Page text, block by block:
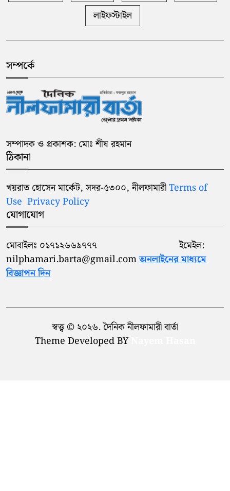
লাইফস্টাইল
সম্পর্কে
সম্পাদক ও প্রকাশক: মোঃ শীষ রহমান
ঠিকানা
খয়রাত হোসেন মার্কেট, সদর-৫৩০০, নীলফামারীTerms of
Use Privacy Policy
যোগাযোগ
মোবাইলঃ ০১৭১২৬৬৯৭৭৭ ইমেইল:
nilphamari.barta@gmail.comঅনলাইনের মাধ্যমে
বিজ্ঞাপন দিন
স্বত্ত্ব © ২০২৬. দৈনিক নীলফামারী বার্তা
Theme Developed BY